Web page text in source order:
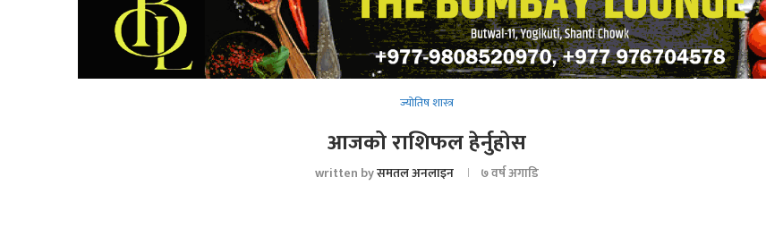
ज्योतिष शास्त्र
आजको राशिफल हेर्नुहोस
written byसमतल अनलाइन ७ वर्ष अगाडि